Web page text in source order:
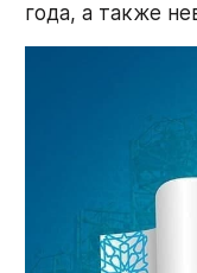
года, а также